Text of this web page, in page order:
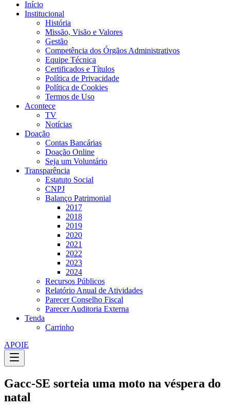
Início
Institucional
História
Missão, Visão e Valores
Gestão
Competência dos Órgãos Administrativos
Equipe Técnica
Certificados e Títulos
Política de Privacidade
Política de Cookies
Termos de Uso
Acontece
TV
Notícias
Doação
Contas Bancárias
Doação Online
Seja um Voluntário
Transparência
Estatuto Social
CNPJ
Balanço Patrimonial
2017
2018
2019
2020
2021
2022
2023
2024
Recursos Públicos
Relatório Anual de Atividades
Parecer Conselho Fiscal
Parecer Auditoria Externa
Tenda
Carrinho
APOIE
Gacc-SE sorteia uma moto na véspera do
natal